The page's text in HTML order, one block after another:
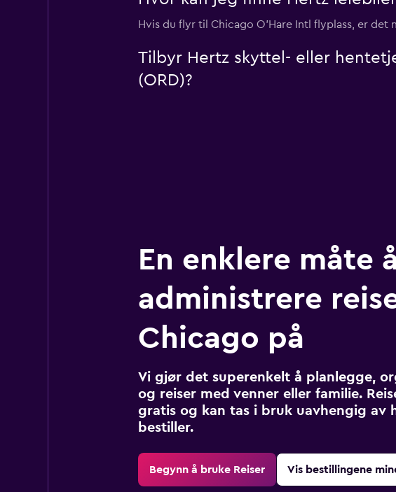
Hvis du flyr til Chicago O'Hare Intl flyplass, er det
Tilbyr Hertz skyttel- eller
(ORD)?
En enklere måte
administrere
Chicago på
Vi gjør det superenkelt å planlegge,
og reiser med venner eller familie.
gratis og kan tas i bruk uavhengig av
bestiller.
Begynn å bruke Reiser Vis bestillingene